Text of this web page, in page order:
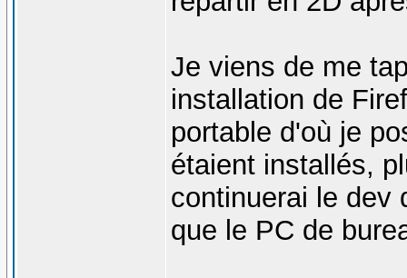
Je viens de me
installation de
portable d'où je
étaient installés,
continuerai le dev
que le PC de